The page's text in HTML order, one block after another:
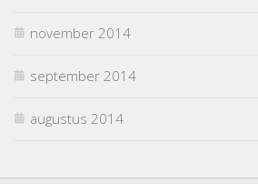
november 2014
september 2014
augustus 2014